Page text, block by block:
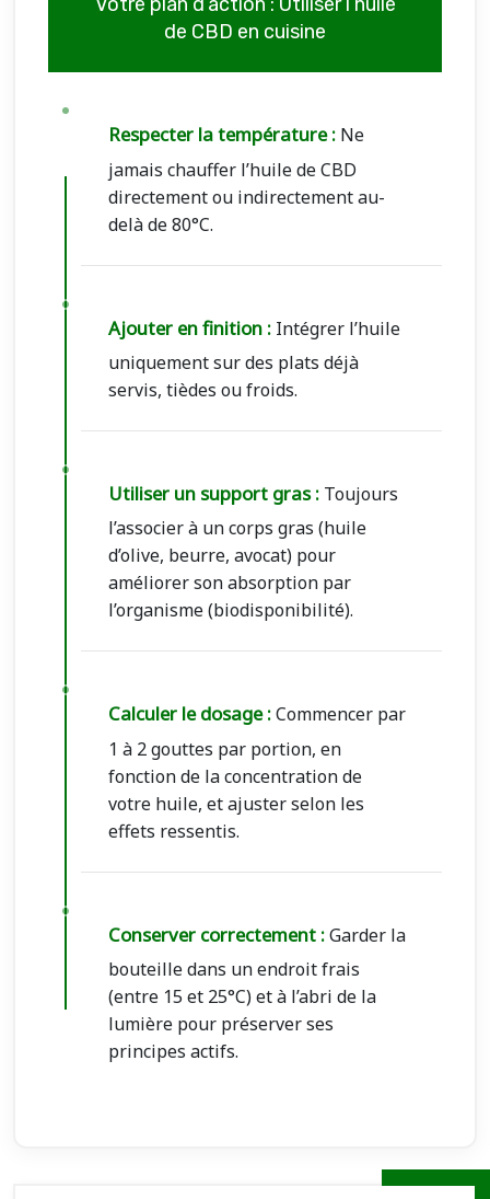
de CBD en cuisine
Respecter la température : Ne
jamais chauffer l’huile de CBD
directement ou indirectement au-
delà de 80°C.
Ajouter en finition : Intégrer l’huile
uniquement sur des plats déjà
servis, tièdes ou froids.
Utiliser un support gras : Toujours
l’associer à un corps gras (huile
d’olive, beurre, avocat) pour
améliorer son absorption par
l’organisme (biodisponibilité).
Calculer le dosage :Commencer par
1 à 2 gouttes par portion, en
fonction de la concentration de
votre huile, et ajuster selon les
effets ressentis.
Conserver correctement :Garder la
bouteille dans un endroit frais
(entre 15 et 25°C) et à l’abri de la
lumière pour préserver ses
principes actifs.